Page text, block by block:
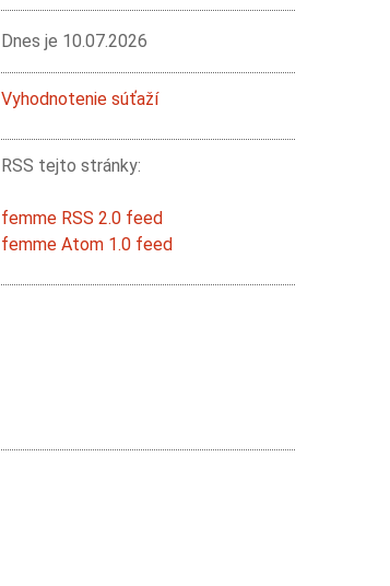
Dnes je 10.07.2026
Vyhodnotenie súťaží
RSS tejto stránky:
femme RSS 2.0 feed
femme Atom 1.0 feed